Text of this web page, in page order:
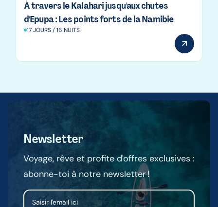
À travers le Kalahari jusqu'aux chutes
d'Epupa : Les points forts de la Namibie
17 JOURS / 16 NUITS
Newsletter
Voyage, rêve et profite d'offres exclusives :
abonne-toi à notre newsletter !
Email